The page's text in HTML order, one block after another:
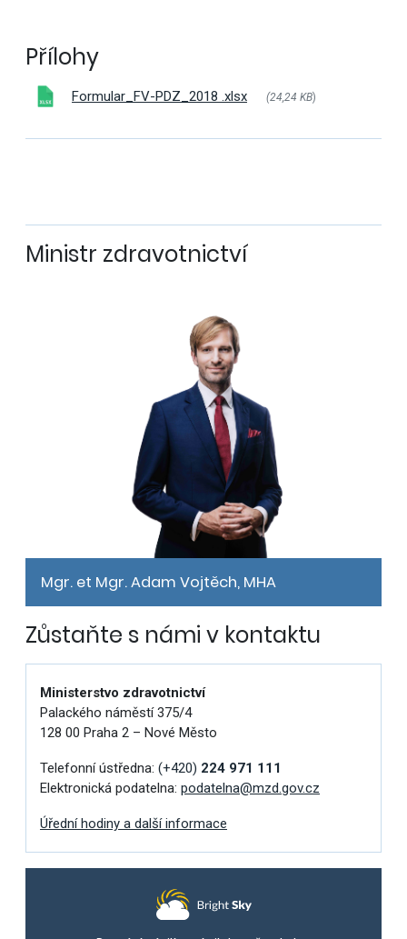
Přílohy
Formular_FV-PDZ_2018 .xlsx (24,24 KB)
Ministr zdravotnictví
Mgr. et Mgr. Adam Vojtěch, MHA
Zůstaňte s námi v kontaktu
Ministerstvo zdravotnictví
Palackého náměstí 375/4
128 00 Praha 2 – Nové Město
Telefonní ústředna: (+420) 224 971 111
Elektronická podatelna: podatelna@mzd.gov.cz
Úřední hodiny a další informace